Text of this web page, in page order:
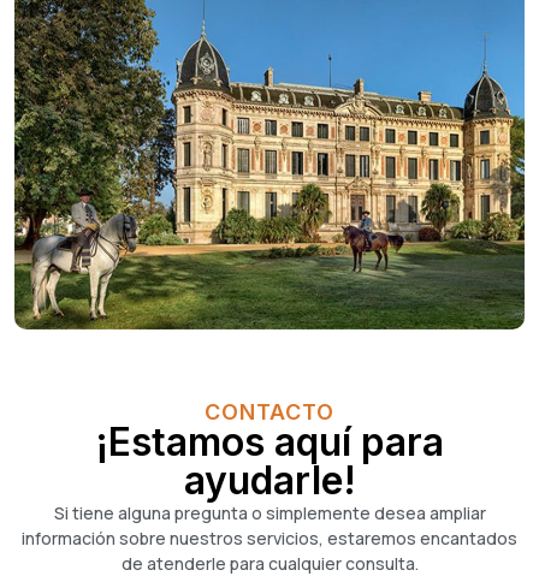
CONTACTO
¡Estamos aquí para
ayudarle!
Si tiene alguna pregunta o simplemente desea ampliar
información sobre nuestros servicios, estaremos encantados
de atenderle para cualquier consulta.